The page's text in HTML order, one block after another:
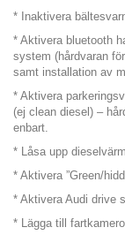
* Inaktivera
* Aktivera bluetooth
system (hårdvaran
samt installation av
* Aktivera
(ej clean diesel) –
enbart.
* Låsa upp
* Aktivera ”Green/
* Aktivera Audi drive
* Lägga till